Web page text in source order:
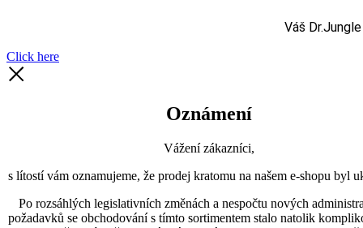
Váš
Click here
Oznámení
Vážení zákazníci,
s lítostí vám oznamujeme, že prodej kratomu na našem e-shopu byl
Po rozsáhlých legislativních změnách a nespočtu nových
požadavků se obchodování s tímto sortimentem stalo natolik